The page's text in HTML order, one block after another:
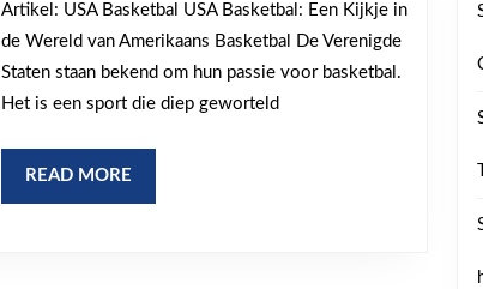
USA
Basketbal:
Een
Artikel: USA Basketbal USA Basketbal: Een Kijkje in
de Wereld van Amerikaans Basketbal De Verenigde
Staten staan bekend om hun passie voor basketbal.
Het is een sport die diep geworteld
READ MORE
MORE